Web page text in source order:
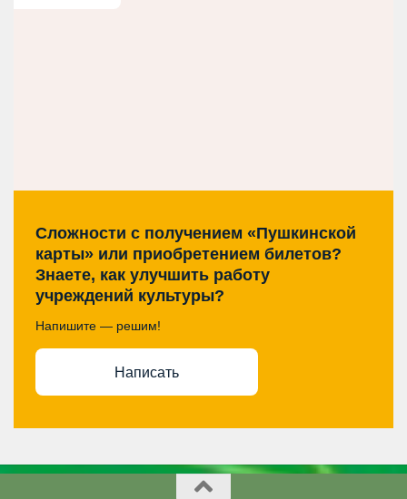
Сложности с получением «Пушкинской
карты» или приобретением билетов?
Знаете, как улучшить работу
учреждений культуры?
Напишите — решим!
Написать